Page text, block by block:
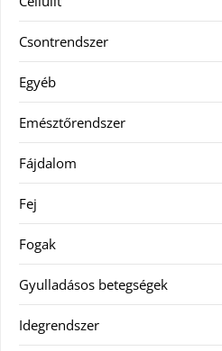
Csontrendszer
Egyéb
Emésztőrendszer
Fájdalom
Fej
Fogak
Gyulladásos betegségek
Idegrendszer